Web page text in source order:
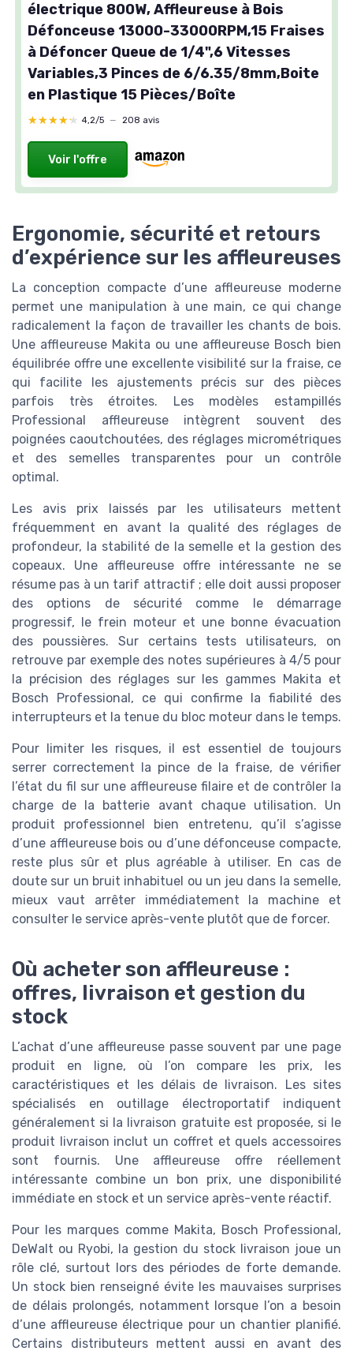
électrique 800W, Affleureuse à Bois
Défonceuse 13000-33000RPM,15 Fraises
à Défoncer Queue de 1/4",6 Vitesses
Variables,3 Pinces de 6/6.35/8mm,Boite
en Plastique 15 Pièces/Boîte
★★★★★
★★★★★ 4,2/5 — 208 avis
Voir l'offre
Ergonomie, sécurité et retours
d’expérience sur les affleureuses
La conception compacte d’une affleureuse moderne
permet une manipulation à une main, ce qui change
radicalement la façon de travailler les chants de bois.
Une affleureuse Makita ou une affleureuse Bosch bien
équilibrée offre une excellente visibilité sur la fraise, ce
qui facilite les ajustements précis sur des pièces
parfois très étroites. Les modèles estampillés
Professional affleureuse intègrent souvent des
poignées caoutchoutées, des réglages micrométriques
et des semelles transparentes pour un contrôle
optimal.
Les avis prix laissés par les utilisateurs mettent
fréquemment en avant la qualité des réglages de
profondeur, la stabilité de la semelle et la gestion des
copeaux. Une affleureuse offre intéressante ne se
résume pas à un tarif attractif ; elle doit aussi proposer
des options de sécurité comme le démarrage
progressif, le frein moteur et une bonne évacuation
des poussières. Sur certains tests utilisateurs, on
retrouve par exemple des notes supérieures à 4/5 pour
la précision des réglages sur les gammes Makita et
Bosch Professional, ce qui confirme la fiabilité des
interrupteurs et la tenue du bloc moteur dans le temps.
Pour limiter les risques, il est essentiel de toujours
serrer correctement la pince de la fraise, de vérifier
l’état du fil sur une affleureuse filaire et de contrôler la
charge de la batterie avant chaque utilisation. Un
produit professionnel bien entretenu, qu’il s’agisse
d’une affleureuse bois ou d’une défonceuse compacte,
reste plus sûr et plus agréable à utiliser. En cas de
doute sur un bruit inhabituel ou un jeu dans la semelle,
mieux vaut arrêter immédiatement la machine et
consulter le service après-vente plutôt que de forcer.
Où acheter son affleureuse :
offres, livraison et gestion du
stock
L’achat d’une affleureuse passe souvent par une page
produit en ligne, où l’on compare les prix, les
caractéristiques et les délais de livraison. Les sites
spécialisés en outillage électroportatif indiquent
généralement si la livraison gratuite est proposée, si le
produit livraison inclut un coffret et quels accessoires
sont fournis. Une affleureuse offre réellement
intéressante combine un bon prix, une disponibilité
immédiate en stock et un service après-vente réactif.
Pour les marques comme Makita, Bosch Professional,
DeWalt ou Ryobi, la gestion du stock livraison joue un
rôle clé, surtout lors des périodes de forte demande.
Un stock bien renseigné évite les mauvaises surprises
de délais prolongés, notamment lorsque l’on a besoin
d’une affleureuse électrique pour un chantier planifié.
Certains distributeurs mettent aussi en avant des